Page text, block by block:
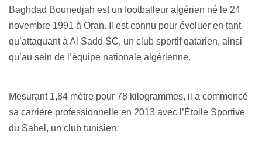
Baghdad Bounedjah est un footballeur algérien né le 24
novembre 1991 à Oran. Il est connu pour évoluer en tant
qu’attaquant à Al Sadd SC, un club sportif qatarien, ainsi
qu’au sein de l’équipe nationale algérienne.
Mesurant 1,84 mètre pour 78 kilogrammes, il a commencé
sa carrière professionnelle en 2013 avec l’Étoile Sportive
du Sahel, un club tunisien.